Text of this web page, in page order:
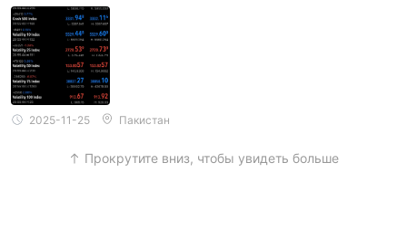
2025-11-25 Пакистан
Прокрутите вниз, чтобы увидеть больше